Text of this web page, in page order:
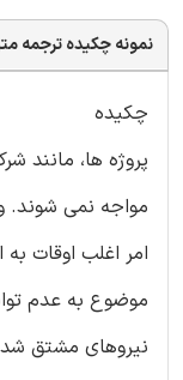
نمونه چکیده ترجمه
چکیده
پروژه ها، مانند
مواجه نمی
امر اغلب اوقات
موضوع به عدم
نیروهای مشتق